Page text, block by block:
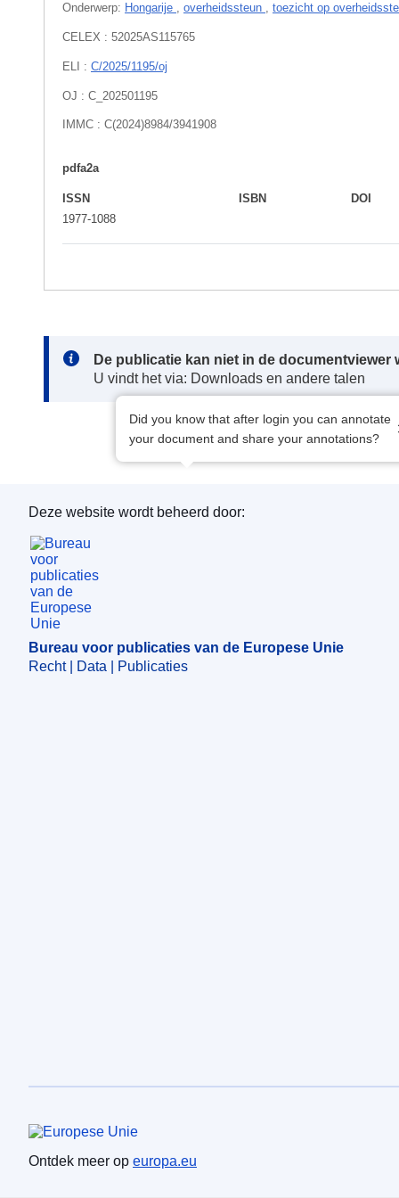
Onderwerp: Hongarije , overheidssteun , toezicht op
CELEX : 52025AS115765
ELI : C/2025/1195/oj
OJ : C_202501195
IMMC : C(2024)8984/3941908
pdfa2a
ISSN
1977-1088
ISBN DOI
Note:
De publicatie kan niet in de documentviewer
U vindt het via: Downloads en andere talen
Did you know that after login you can annotate
your document and share your annotations?
Bureau voor publicaties van de Europese Unie
Deze website wordt beheerd door:
Bureau voor publicaties van de Europese Unie
Recht | Data | Publicaties
Europese Unie
Ontdek meer op europa.eu